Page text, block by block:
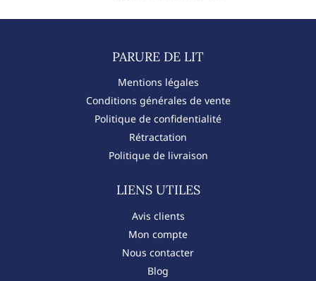
PARURE DE LIT​
Mentions légales
Conditions générales de vente
Politique de confidentialité
Rétractation
Politique de livraison
LIENS UTILES
Avis clients
Mon compte
Nous contacter
Blog